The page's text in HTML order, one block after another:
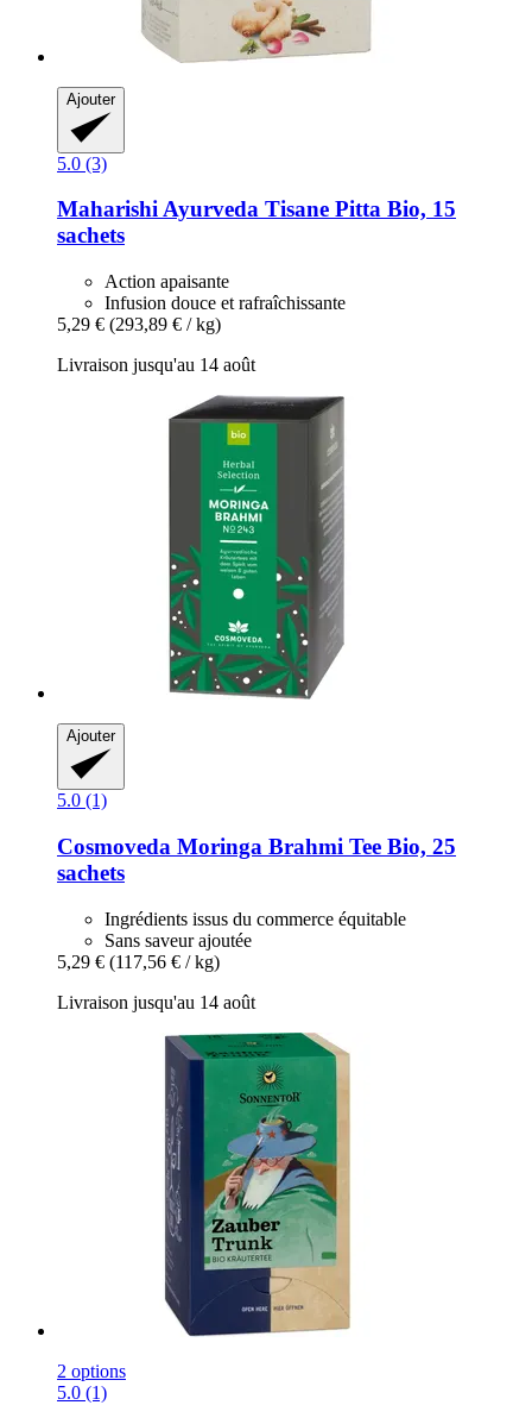
Ajouter
5.0 (3)
Maharishi Ayurveda Tisane Pitta Bio, 15
sachets
Action apaisante
Infusion douce et rafraîchissante
5,29 € (293,89 € / kg)
Livraison jusqu'au 14 août
Ajouter
5.0 (1)
Cosmoveda Moringa Brahmi Tee Bio, 25
sachets
Ingrédients issus du commerce équitable
Sans saveur ajoutée
5,29 € (117,56 € / kg)
Livraison jusqu'au 14 août
2 options
5.0 (1)